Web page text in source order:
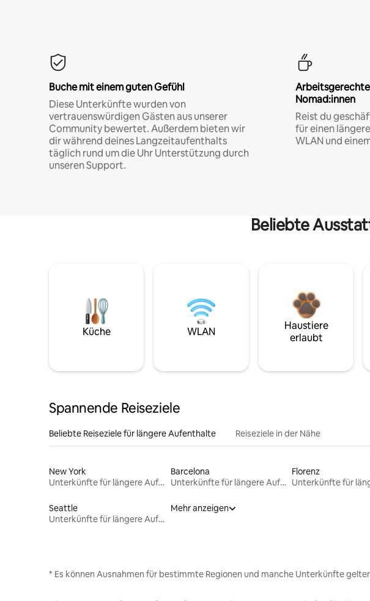
Buche mit einem guten Gefühl
Diese Unterkünfte wurden von
vertrauenswürdigen Gästen aus unserer
Community bewertet. Außerdem bieten wir
dir während deines Langzeitaufenthalts
täglich rund um die Uhr Unterstützung durch
unseren Support.
Nomad:innen
Reist du
für einen
WLAN und
Beliebte
Küche WLAN
Haustiere
erlaubt
Spannende Reiseziele
Beliebte Reiseziele für längere Aufenthalte Reiseziele in der Nähe
New York
Unterkünfte für längere Aufenthalte
Barcelona
Unterkünfte für längere Aufenthalte
Florenz
Seattle
Unterkünfte für längere Aufenthalte
Mehr anzeigen
* Es können Ausnahmen für bestimmte Regionen und manche Unterkünfte